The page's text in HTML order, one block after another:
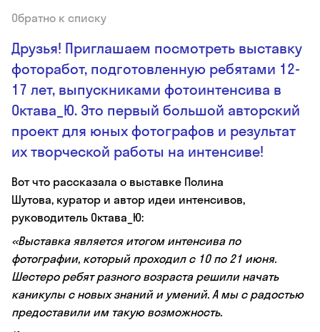
Друзья! Приглашаем посмотреть выставку
фоторабот, подготовленную ребятами 12-
17 лет, выпускниками фотоинтенсива в
Октава_Ю. Это первый большой авторский
проект для юных фотографов и результат
их творческой работы на интенсиве!
Вот что рассказала о выставке Полина
Шутова, куратор и автор идеи интенсивов,
руководитель Октава_Ю:
«Выставка является итогом интенсива по
фотографии, который проходил с 10 по 21 июня.
Шестеро ребят разного возраста решили начать
каникулы с новых знаний и умений. А мы с радостью
предоставили им такую возможность.
Обратно к списку